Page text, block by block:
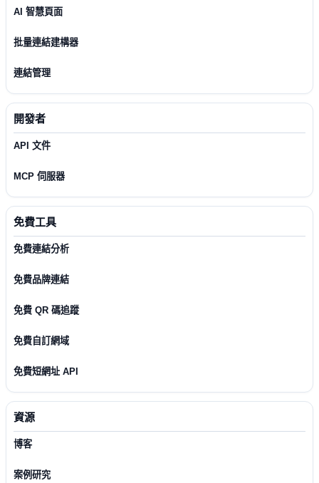
AI 智慧頁面
批量連結建構器
連結管理
開發者
API 文件
MCP 伺服器
免費工具
免費連結分析
免費品牌連結
免費 QR 碼追蹤
免費自訂網域
免費短網址 API
資源
博客
案例研究